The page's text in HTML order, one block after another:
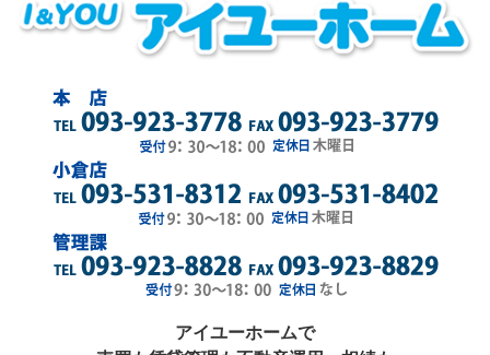
アイユーホームで